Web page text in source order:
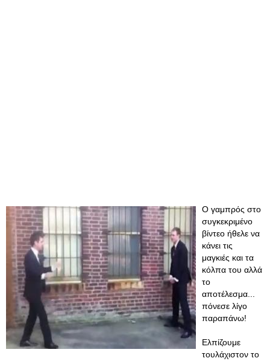
Ο γαμπρός στο
συγκεκριμένο
βίντεο ήθελε να
κάνει τις
μαγκιές και τα
κόλπα του αλλά
το
αποτέλεσμα...
πόνεσε λίγο
παραπάνω!
Ελπίζουμε
τουλάχιστον το